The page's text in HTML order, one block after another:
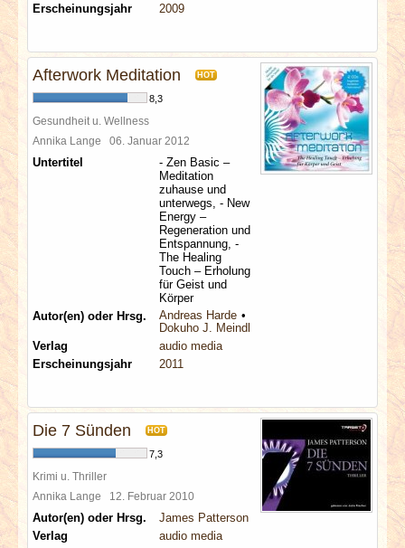
Erscheinungsjahr
2009
Afterwork Meditation HOT
8,3
Gesundheit u. Wellness
Annika Lange 06. Januar 2012
Untertitel
- Zen Basic –
Meditation
zuhause und
unterwegs, - New
Energy –
Regeneration und
Entspannung, -
The Healing
Touch – Erholung
für Geist und
Körper
Autor(en) oder Hrsg.
Andreas Harde
Dokuho J. Meindl
Verlag
audio media
Erscheinungsjahr
2011
Die 7 Sünden HOT
7,3
Krimi u. Thriller
Annika Lange 12. Februar 2010
Autor(en) oder Hrsg.
James Patterson
Verlag
audio media